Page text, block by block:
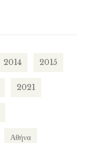
2014 2015
2021
Αθήνα